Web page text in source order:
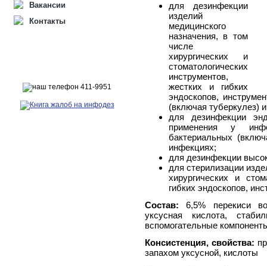
Вакансии
Контакты
для дезинфекции
изделий
медицинского
назначения, в том
числе
хирургических и
стоматологических
инструментов,
жестких и гибких
эндоскопов,
(включая туберкулез)
для дезинфекции
применения у
бактериальных
инфекциях;
для дезинфекции
для стерилизации
хирургических и
гибких эндоскопов,
Состав:6,5% перекиси
уксусная кислота,
вспомогательные
Консистенция, свойства:
запахом уксусной, кислоты